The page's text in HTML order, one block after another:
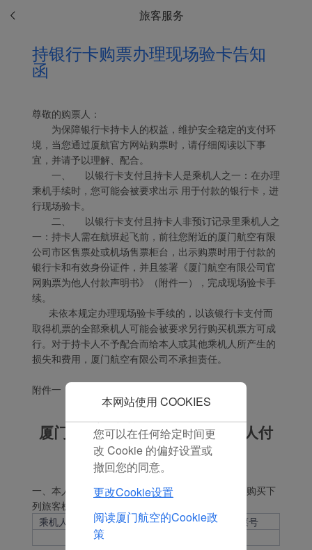
旅客服务
持银行卡购票办理现场验卡告知
函
尊敬的购票人：
为保障银行卡持卡人的权益，维护安全稳定的支付环
境，当您通过厦航官方网站购票时，请仔细阅读以下事
宜，并请予以理解、配合。
一、 以银行卡支付且持卡人是乘机人之一：在办理
乘机手续时，您可能会被要求出示 用于付款的银行卡，进
行现场验卡。
二、 以银行卡支付且持卡人非预订记录里乘机人之
一：持卡人需在航班起飞前，前往您附近的厦门航空有限
公司市区售票处或机场售票柜台，出示购票时用于付款的
银行卡和有效身份证件，并且签署《厦门航空有限公司官
网购票为他人付款声明书》（附件一），完成现场验卡手
续。
未依本规定办理现场验卡手续的，以该银行卡支付而
取得机票的全部乘机人可能会被要求另行购买机票方可成
行。对于持卡人不予配合而给本人或其他乘机人所产生的
损失和费用，厦门航空有限公司不承担责任。
附件一：
厦门航空有限公司官网购票为他人付
款声明书
一、本人（持卡人）确认在厦门航空有限公司官网购买下
列旅客机票：
乘机人姓名
乘机日期 航班号 票号
本网站使用 COOKIES
型和分析型Cookie 来确
保我们的网站正常运行，
并为您提供最佳的用户体
验。 使用本网站，功能型
和分析型Cookie将被安装
在您的浏览器中。
在您的同意下，我们还将
使用营销Cookie (i) 分析
我们的营销绩效 (ii) 个性
化我们广告中的优惠信
息。 通过放置这些
方可以跟踪您的互联网行
为以使我们的内容和广告
与您的兴趣更加契合。
点击“接受”即表示您同意
放置所有的营销Cookie。
点击“拒绝”，我们将不会
您可以在任何给定时间更
改 Cookie 的偏好设置或
撤回您的同意。
更改Cookie设置
阅读厦门航空的Cookie政
策